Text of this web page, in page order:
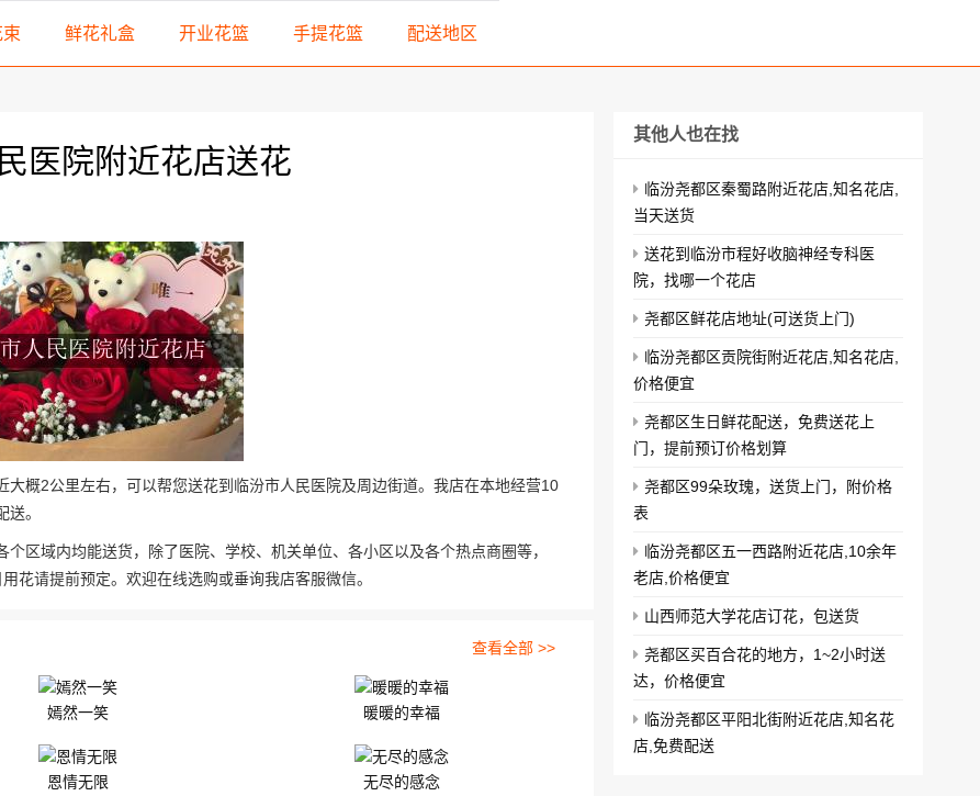
鲜花礼盒 开业花篮 手提花篮 配送地区
医院附近花店送花
概2公里左右，可以帮您送花到临汾市人民医院及周边街道。我店在本地经营10
。
区域内均能送货，除了医院、学校、机关单位、各小区以及各个热点商圈等，
花请提前预定。欢迎在线选购或垂询我店客服微信。
查看全部 >>
嫣然一笑 暖暖的幸福
恩情无限 无尽的感念
其他人也在找
临汾尧都区秦蜀路附近花店,知名花店,
当天送货
送花到临汾市程好收脑神经专科医
院，找哪一个花店
尧都区鲜花店地址(可送货上门)
临汾尧都区贡院街附近花店,知名花店,
价格便宜
尧都区生日鲜花配送，免费送花上
门，提前预订价格划算
尧都区99朵玫瑰，送货上门，附价格
表
临汾尧都区五一西路附近花店,10余年
老店,价格便宜
山西师范大学花店订花，包送货
尧都区买百合花的地方，1~2小时送
达，价格便宜
临汾尧都区平阳北街附近花店,知名花
店,免费配送